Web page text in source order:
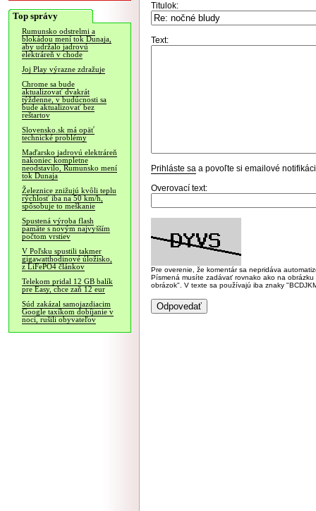
Top správy
Rumunsko odstrelmi a
blokádou mení tok Dunaja,
aby udržalo jadrovú
elektráreň v chode
Joj Play výrazne zdražuje
Chrome sa bude
aktualizovať dvakrát
týždenne, v budúcnosti sa
bude aktualizovať bez
reštartov
Slovensko.sk má opäť
technické problémy
Maďarsko jadrovú elektráreň
nakoniec kompletne
neodstavilo, Rumunsko mení
tok Dunaja
Železnice znižujú kvôli teplu
rýchlosť iba na 50 km/h,
spôsobuje to meškanie
Spustená výroba flash
pamäte s novým najvyšším
počtom vrstiev
V Poľsku spustili takmer
gigawatthodinové úložisko,
z LiFePO4 článkov
Telekom pridal 12 GB balík
pre Easy, chce zaň 12 eur
Súd zakázal samojazdiacim
Google taxíkom dobíjanie v
noci, rušili obyvateľov
Titulok:
Text:
Prihláste sa a povoľte si emailové
Overovací text:
Pre overenie, že komentár sa nepridáva
Písmená musíte zadávať rovnako ako na
obrázok". V texte sa používajú iba znaky